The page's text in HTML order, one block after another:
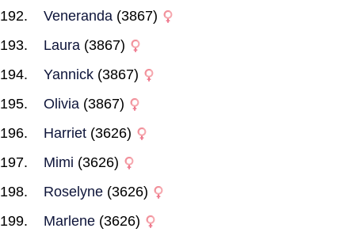
Veneranda (3867)
Laura (3867)
Yannick (3867)
Olivia (3867)
Harriet (3626)
Mimi (3626)
Roselyne (3626)
Marlene (3626)